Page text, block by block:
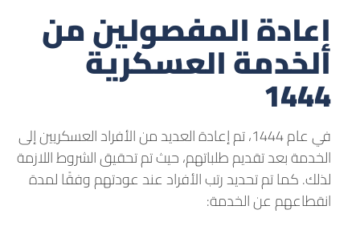
إعادة المفصولين من
الخدمة العسكرية
1444
في عام 1444، تم إعادة العديد من الأفراد العسكريين إلى
الخدمة بعد تقديم طلباتهم، حيث تم تحقيق الشروط اللازمة
لذلك. كما تم تحديد رتب الأفراد عند عودتهم وفقًا لمدة
انقطاعهم عن الخدمة: